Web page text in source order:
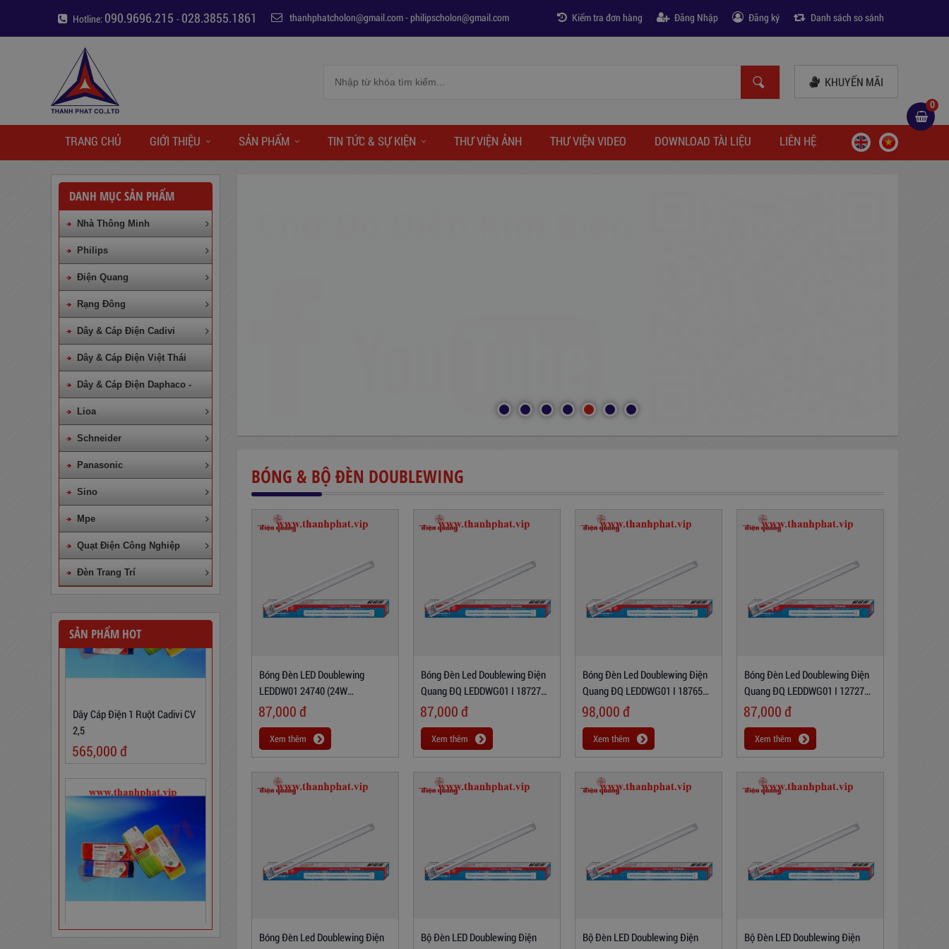
Hotline: 090.9696.215 - 028.3855.1861 thanhphatcholon@gmail.com-philipscholon@gmail.com Danh sách so sánh
Đăng ký
Đăng Nhập
Kiểm tra đơn hàng
KHUYẾN MÃI
0
TRANG CHỦ GIỚI THIỆU SẢN PHẨM TIN TỨC & SỰ KIỆN THƯ VIỆN ẢNH THƯ VIỆN VIDEO DOWNLOAD TÀI LIỆU LIÊN HỆ
BÓNG & BỘ ĐÈN DOUBLEWING
Bóng Đèn LED Doublewing
LEDDW01 24740 (24W
Coolwhite)
87,000 đ
Xem thêm
Bóng Đèn Led Doublewing Điện
Quang ĐQ LEDDWG01 I 18727
(18W, Warmwhite)
87,000 đ
Xem thêm
Bóng Đèn Led Doublewing Điện
Quang ĐQ LEDDWG01 I 18765
(18W, Daylight)
98,000 đ
Xem thêm
Bóng Đèn Led Doublewing Điện
Quang ĐQ LEDDWG01 I 12727
(12W, Warmwhite )
87,000 đ
Xem thêm
Bóng Đèn Led Doublewing Điện
Bộ Đèn LED Doublewing Điện
Bộ Đèn LED Doublewing Điện
Bộ Đèn LED Doublewing Điện
DANH MỤC SẢN PHẨM
Nhà Thông Minh
Philips
Điện Quang
Rạng Đông
Dây & Cáp Điện Cadivi
Dây & Cáp Điện Việt Thái
Dây & Cáp Điện Daphaco -
Lion
Lioa
Schneider
Panasonic
Sino
Mpe
Quạt Điện Công Nghiệp
Đèn Trang Trí
SẢN PHẨM HOT
Dây Cáp Điện 1 Ruột Cadivi CV
4,0
860,000
565,000đ